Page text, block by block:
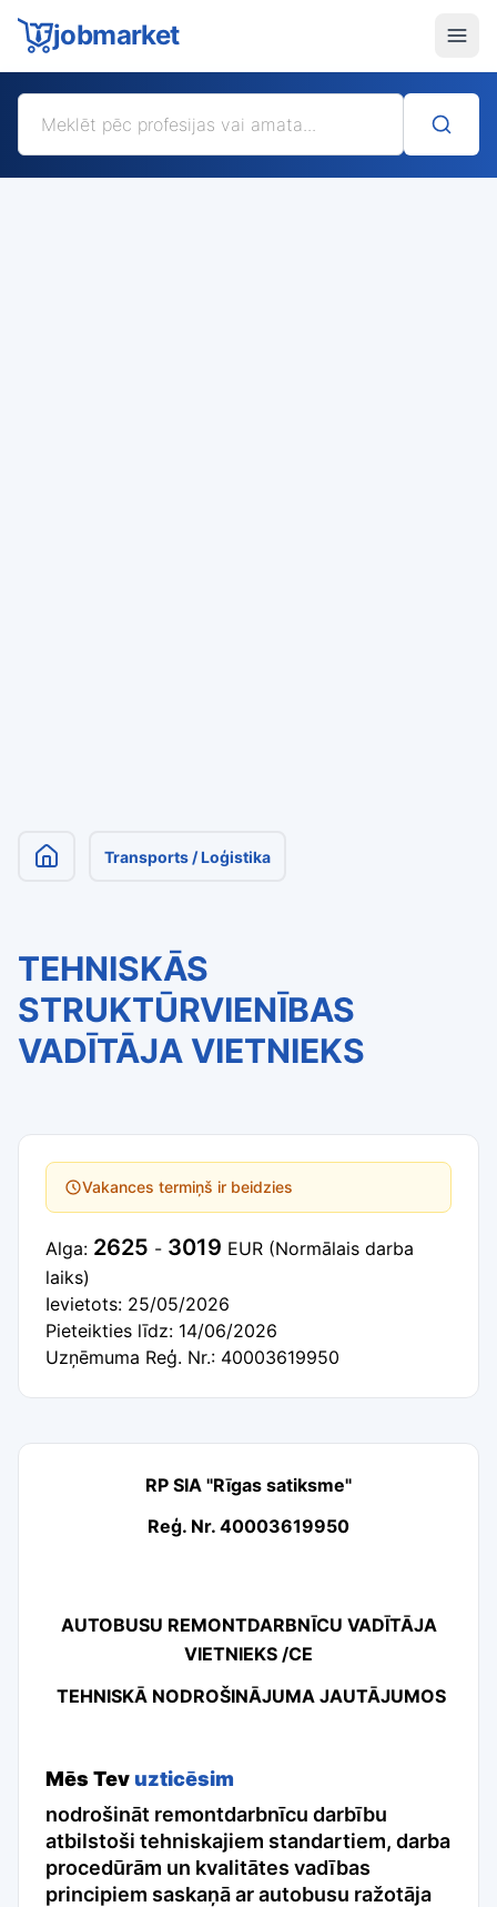
jobmarket
Transports / Loģistika
TEHNISKĀS
STRUKTŪRVIENĪBAS
VADĪTĀJA VIETNIEKS
RP SIA "Rīgas satiksme"
Reģ. Nr. 40003619950
AUTOBUSU REMONTDARBNĪCU VADĪTĀJA
VIETNIEKS /CE
TEHNISKĀ NODROŠINĀJUMA JAUTĀJUMOS
Mēs Tevuzticēsim
nodrošināt remontdarbnīcu darbību
atbilstoši tehniskajiem standartiem, darba
procedūrām un kvalitātes vadības
principiem saskaņā ar autobusu ražotāja
Vakances termiņš ir beidzies
Alga: 2625 - 3019 EUR (Normālais darba
laiks)
Ievietots: 25/05/2026
Pieteikties līdz: 14/06/2026
Uzņēmuma Reģ. Nr.: 40003619950